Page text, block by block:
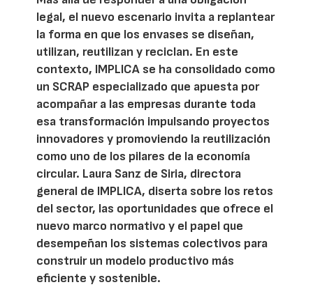
legal, el nuevo escenario invita a replantear
la forma en que los envases se diseñan,
utilizan, reutilizan y reciclan. En este
contexto, IMPLICA se ha consolidado como
un SCRAP especializado que apuesta por
acompañar a las empresas durante toda
esa transformación impulsando proyectos
innovadores y promoviendo la reutilización
como uno de los pilares de la economía
circular. Laura Sanz de Siria, directora
general de IMPLICA, diserta sobre los retos
del sector, las oportunidades que ofrece el
nuevo marco normativo y el papel que
desempeñan los sistemas colectivos para
construir un modelo productivo más
eficiente y sostenible.